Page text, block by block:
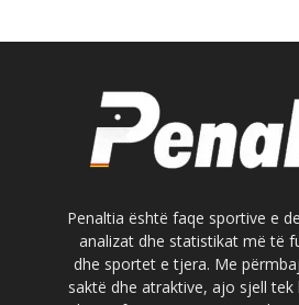
Penaltia është faqe sportive e
analizat dhe statistikat më të
dhe sportet e tjera. Me
saktë dhe atraktive, ajo sjell